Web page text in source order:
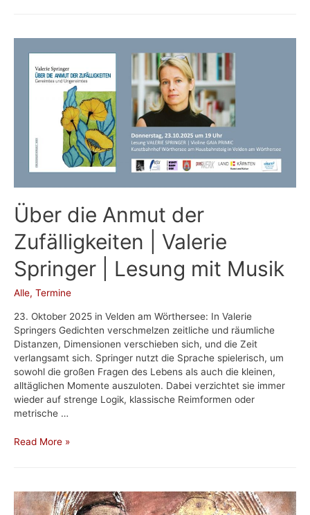
Über die Anmut der
Zufälligkeiten | Valerie
Springer | Lesung mit Musik
Alle, Termine
23. Oktober 2025 in Velden am Wörthersee: In Valerie
Springers Gedichten verschmelzen zeitliche und räumliche
Distanzen, Dimensionen verschieben sich, und die Zeit
verlangsamt sich. Springer nutzt die Sprache spielerisch, um
sowohl die großen Fragen des Lebens als auch die kleinen,
alltäglichen Momente auszuloten. Dabei verzichtet sie immer
wieder auf strenge Logik, klassische Reimformen oder
metrische …
Über
Zufälligkeiten
|
Read More »